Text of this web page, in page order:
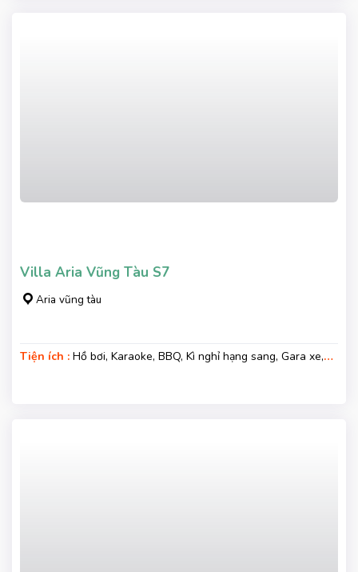
Villa Aria Vũng Tàu S7
Aria vũng tàu
Tiện ích : Hồ bơi, Karaoke, BBQ, Kì nghỉ hạng sang, Gara xe,